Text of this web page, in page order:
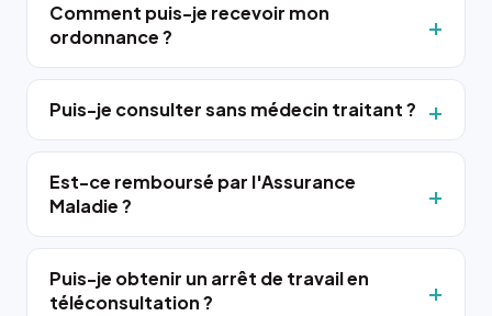
Comment puis-je recevoir mon
ordonnance ?
Puis-je consulter sans médecin traitant ?
Est-ce remboursé par l'Assurance
Maladie ?
Puis-je obtenir un arrêt de travail en
téléconsultation ?